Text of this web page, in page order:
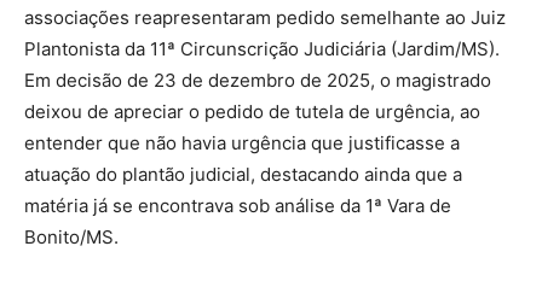
associações reapresentaram pedido semelhante ao Juiz
Plantonista da 11ª Circunscrição Judiciária (Jardim/MS).
Em decisão de 23 de dezembro de 2025, o magistrado
deixou de apreciar o pedido de tutela de urgência, ao
entender que não havia urgência que justificasse a
atuação do plantão judicial, destacando ainda que a
matéria já se encontrava sob análise da 1ª Vara de
Bonito/MS.